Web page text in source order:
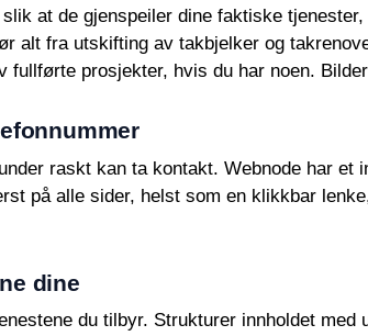
at de gjenspeiler dine faktiske
alt fra utskifting av takbjelker og
fullførte prosjekter, hvis du har noen.
raskt kan ta kontakt. Webnode har
på alle sider, helst som en klikkbar
dine
du tilbyr. Strukturer innholdet